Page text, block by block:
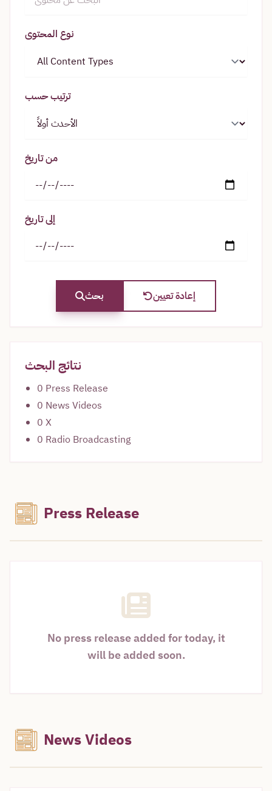
نوع المحتوى
ترتيب حسب
من تاريخ
إلى تاريخ
بحث إعادة تعيين
نتائج البحث
0 Press Release
0 News Videos
0 X
0 Radio Broadcasting
Press Release
No press release added for today, it
will be added soon.
News Videos